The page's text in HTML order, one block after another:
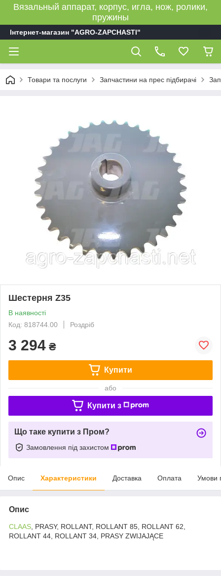
Вязальный аппарат, корпус, игла, нож, ролики,
пружины
Інтернет-магазин "AGRO-ZAPCHASTI"
Товари та послуги Запчастини на прес підбирачі
Шестерня Z35
В наявності
Код: 818744.00
Роздріб
3 294 ₴
Купити
або
Купити з
Що таке купити з Пром?
Замовлення під захистом
Опис Характеристики Доставка Оплата Умови
Опис
CLAAS , PRASY, ROLLANT, ROLLANT 85, ROLLANT 62,
ROLLANT 44, ROLLANT 34, PRASY ZWIJAJĄCE